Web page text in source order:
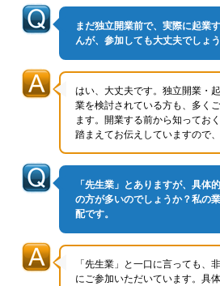
まだ独立開業前で、実際に起業
んが、参加しても大丈夫でしょ
はい、大丈夫です。独立開業・
業を検討されている方も、多く
ます。開業する前から知ってお
踏まえてお伝えしていますので
「先生業」とありますが、具体
の方が多いのでしょうか？私の
配です。
「先生業」と一口に言っても、
にご参加いただいています。具